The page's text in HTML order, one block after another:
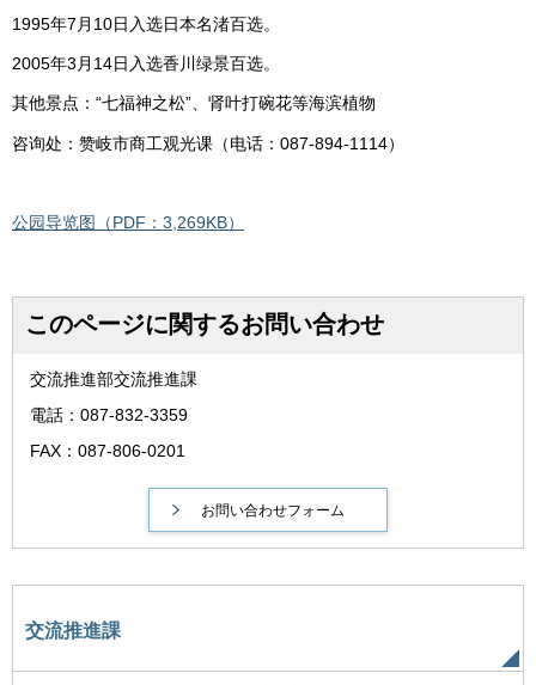
1995年7月10日入选日本名渚百选。
2005年3月14日入选香川绿景百选。
其他景点：“七福神之松”、肾叶打碗花等海滨植物
咨询处：赞岐市商工观光课（电话：087-894-1114）
公园导览图（PDF：3,269KB）
このページに関するお問い合わせ
交流推進部交流推進課
電話：087-832-3359
FAX：087-806-0201
交流推進課